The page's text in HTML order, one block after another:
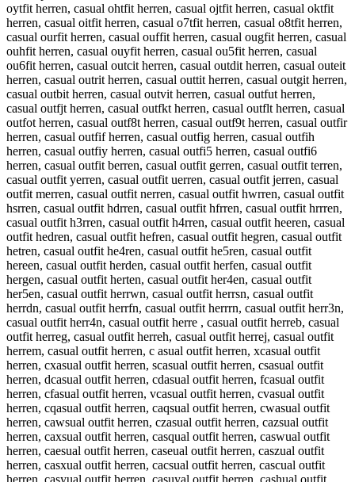
oytfit herren, casual ohtfit herren, casual ojtfit herren, casual oktfit
herren, casual oitfit herren, casual o7tfit herren, casual o8tfit herren,
casual ourfit herren, casual ouffit herren, casual ougfit herren, casual
ouhfit herren, casual ouyfit herren, casual ou5fit herren, casual
ou6fit herren, casual outcit herren, casual outdit herren, casual outeit
herren, casual outrit herren, casual outtit herren, casual outgit herren,
casual outbit herren, casual outvit herren, casual outfut herren,
casual outfjt herren, casual outfkt herren, casual outflt herren, casual
outfot herren, casual outf8t herren, casual outf9t herren, casual outfir
herren, casual outfif herren, casual outfig herren, casual outfih
herren, casual outfiy herren, casual outfi5 herren, casual outfi6
herren, casual outfit berren, casual outfit gerren, casual outfit terren,
casual outfit yerren, casual outfit uerren, casual outfit jerren, casual
outfit merren, casual outfit nerren, casual outfit hwrren, casual outfit
hsrren, casual outfit hdrren, casual outfit hfrren, casual outfit hrrren,
casual outfit h3rren, casual outfit h4rren, casual outfit heeren, casual
outfit hedren, casual outfit hefren, casual outfit hegren, casual outfit
hetren, casual outfit he4ren, casual outfit he5ren, casual outfit
hereen, casual outfit herden, casual outfit herfen, casual outfit
hergen, casual outfit herten, casual outfit her4en, casual outfit
her5en, casual outfit herrwn, casual outfit herrsn, casual outfit
herrdn, casual outfit herrfn, casual outfit herrrn, casual outfit herr3n,
casual outfit herr4n, casual outfit herre , casual outfit herreb, casual
outfit herreg, casual outfit herreh, casual outfit herrej, casual outfit
herrem, casual outfit herren, c asual outfit herren, xcasual outfit
herren, cxasual outfit herren, scasual outfit herren, csasual outfit
herren, dcasual outfit herren, cdasual outfit herren, fcasual outfit
herren, cfasual outfit herren, vcasual outfit herren, cvasual outfit
herren, cqasual outfit herren, caqsual outfit herren, cwasual outfit
herren, cawsual outfit herren, czasual outfit herren, cazsual outfit
herren, caxsual outfit herren, casqual outfit herren, caswual outfit
herren, caesual outfit herren, caseual outfit herren, caszual outfit
herren, casxual outfit herren, cacsual outfit herren, cascual outfit